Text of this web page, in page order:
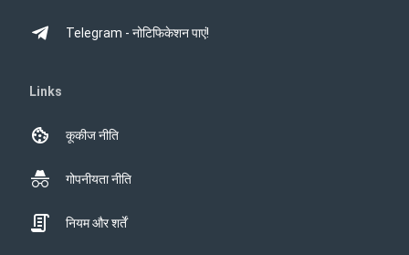
Telegram - नोटिफिकेशन पाएं!
Links
कूकीज नीति
गोपनीयता नीति
नियम और शर्तें